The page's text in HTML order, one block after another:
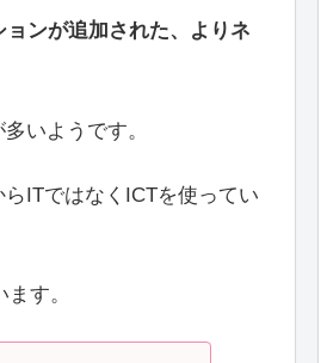
ンが追加された、よりネ
いようです。
ITではなくICTを使ってい
す。